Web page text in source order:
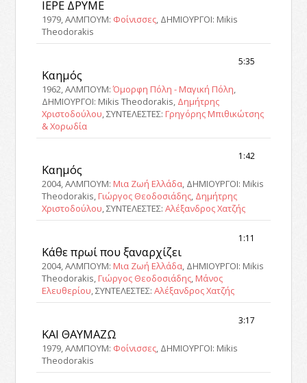
ΙΕΡΕ ΔΡΥΜΕ
1979, ΑΛΜΠΟΥΜ: Φοίνισσες, ΔΗΜΙΟΥΡΓΟΙ: Mikis
Theodorakis
5:35
Καημός
1962, ΑΛΜΠΟΥΜ:Όμορφη Πόλη - Μαγική Πόλη,
ΔΗΜΙΟΥΡΓΟΙ: Mikis Theodorakis, Δημήτρης
Χριστοδούλου, ΣΥΝΤΕΛΕΣΤΕΣ: Γρηγόρης Μπιθικώτσης
& Χορωδία
1:42
Καημός
2004, ΑΛΜΠΟΥΜ: Μια Ζωή Ελλάδα, ΔΗΜΙΟΥΡΓΟΙ: Mikis
Theodorakis, Γιώργος Θεοδοσιάδης, Δημήτρης
Χριστοδούλου, ΣΥΝΤΕΛΕΣΤΕΣ:Αλέξανδρος Χατζής
1:11
Κάθε πρωί που ξαναρχίζει
2004, ΑΛΜΠΟΥΜ: Μια Ζωή Ελλάδα, ΔΗΜΙΟΥΡΓΟΙ: Mikis
Theodorakis, Γιώργος Θεοδοσιάδης, Μάνος
Ελευθερίου, ΣΥΝΤΕΛΕΣΤΕΣ:Αλέξανδρος Χατζής
3:17
ΚΑΙ ΘΑΥΜΑΖΩ
1979, ΑΛΜΠΟΥΜ: Φοίνισσες, ΔΗΜΙΟΥΡΓΟΙ: Mikis
Theodorakis